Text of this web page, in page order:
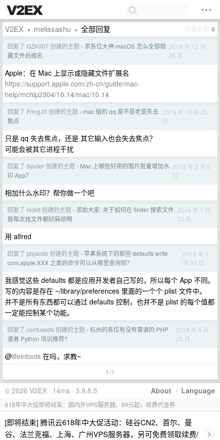
V2EX › melissashu › 全部回复 回复总数 6
回复了 GZK007 创建的主题 › 求各位大神 macOS 怎么全部隐
藏文件后缀名
2019 年 12 月
25 日
Apple：在 Mac 上显示或隐藏文件扩展名
https://support.apple.com/zh-cn/guide/mac-
help/mchlp2304/10.14/mac/10.14
回复了 FringJX 创建的主题 › mac 版的 qq 是不是老是失去
焦点
2019 年 12 月 25
日
只是 qq 失去焦点，还是 其它输入也会失去焦点？
可能会被其它进程干扰
回复了 Spoter 创建的主题 › Mac 上哪些好用的图片批量增加水
印 App？
2019 年 3 月 6
日
相加什么水印？帮你做一个吧
回复了 nickff 创建的主题 › 求助大家: 关于如何在 finder 搜索文件.
我每次找文件都好麻烦啊
2019 年 1 月
30 日
用 alfred
回复了 pbjacob 创建的主题 › 苹果系统下的那些 defaults write
com.apple.XXX 之类的命令可以从哪里查询到？
2019 年 1
月 30 日
我感觉这些 defaults 都是应用开发者自己写的，所以每个 App 不同。
写的内容是存在 ~/library/preferences 里面的一个个 plist 文件中。
并不是所有东西都可以通过 defaults 控制，也并不是 plist 的每个值都
一定能控制某个功能。
回复了 confuseds 创建的主题 › 杭州的各位有没有靠谱的 PHP
或者 Python 培训推荐?
2018 年 6 月
28 日
@lifeintools 在吗，求教~
1/1
About · Language
© 2026 V2EX · 14ms · 3.9.8.5
618年中大促即将结束：国内外VPS服务器，99元起，续费代金券
[即将结束] 腾讯云618年中大促活动：硅谷CN2、首尔、曼
谷、法兰克福、上海、广州VPS服务器，另可免费领取续费/
›